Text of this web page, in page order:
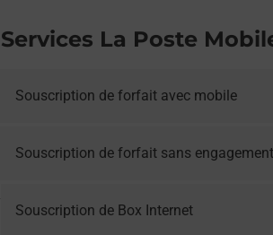
Services La Poste
Souscription de forfait avec mobile
Souscription de forfait sans engagement
Souscription de Box Internet